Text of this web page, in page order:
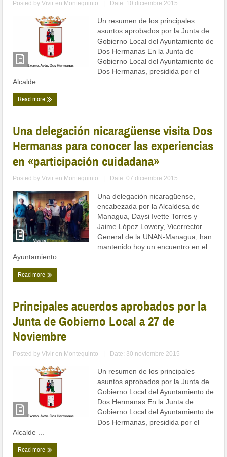
Posted byVivir en Montequinto Date: 10 diciembre 2015
Un resumen de los principales
asuntos aprobados por la Junta de
Gobierno Local del Ayuntamiento de
Dos Hermanas En la Junta de
Gobierno Local del Ayuntamiento de
Dos Hermanas, presidida por el
Alcalde ...
Read more
Una delegación nicaragüense visita Dos
Hermanas para conocer las experiencias
en «participación cuidadana»
Posted byVivir en Montequinto Date: 07 diciembre 2015
Una delegación nicaragüense,
encabezada por la Alcaldesa de
Managua, Daysi Ivette Torres y
Jaime López Lowery, Vicerrector
General de la UNAN-Managua, han
mantenido hoy un encuentro en el
Ayuntamiento ...
Read more
Principales acuerdos aprobados por la
Junta de Gobierno Local a 27 de
Noviembre
Posted byVivir en Montequinto Date: 30 noviembre 2015
Un resumen de los principales
asuntos aprobados por la Junta de
Gobierno Local del Ayuntamiento de
Dos Hermanas En la Junta de
Gobierno Local del Ayuntamiento de
Dos Hermanas, presidida por el
Alcalde ...
Read more